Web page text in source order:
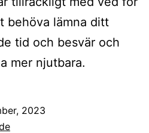
behöva lämna ditt
tid och besvär och
mer njutbara.
2023